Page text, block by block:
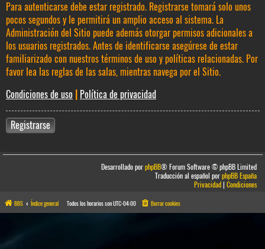
Para autenticarse debe estar registrado. Registrarse tomará solo unos
pocos segundos y le permitirá un amplio acceso al sistema. La
Administración del Sitio puede además otorgar permisos adicionales a
los usuarios registrados. Antes de identificarse asegúrese de estar
familiarizado con nuestros términos de uso y políticas relacionadas. Por
favor lea las reglas de las salas, mientras navega por el Sitio.
Condiciones de uso
Política de privacidad
Registrarse
Desarrollado porphpBB® Forum Software © phpBB Limited
Traducción al español porphpBB España
Privacidad|Condiciones
BBS Índice general Todos los horarios sonUTC-04:00 Borrar cookies